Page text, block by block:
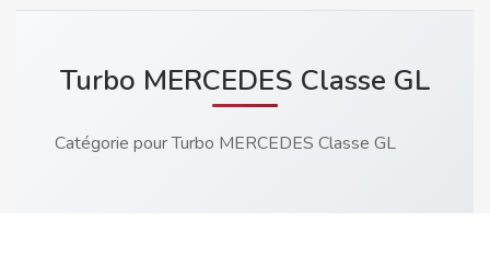
Turbo MERCEDES Classe GL
Catégorie pour Turbo MERCEDES Classe GL